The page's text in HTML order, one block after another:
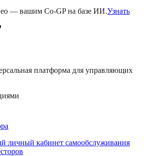
— вашим Co-GP на базе ИИ.Узнать
платформа для управляющих
личный кабинет самообслуживания